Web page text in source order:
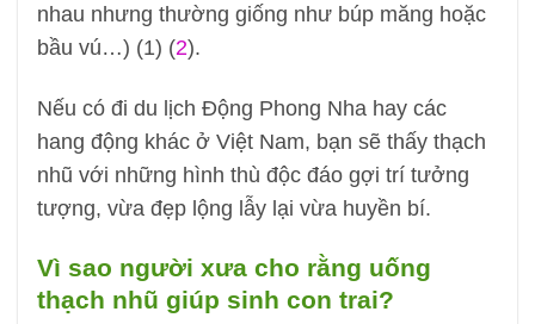
nhau nhưng thường giống như búp măng hoặc
bầu vú…) (1) (2).
Nếu có đi du lịch Động Phong Nha hay các
hang động khác ở Việt Nam, bạn sẽ thấy thạch
nhũ với những hình thù độc đáo gợi trí tưởng
tượng, vừa đẹp lộng lẫy lại vừa huyền bí.
Vì sao người xưa cho rằng uống
thạch nhũ giúp sinh con trai?